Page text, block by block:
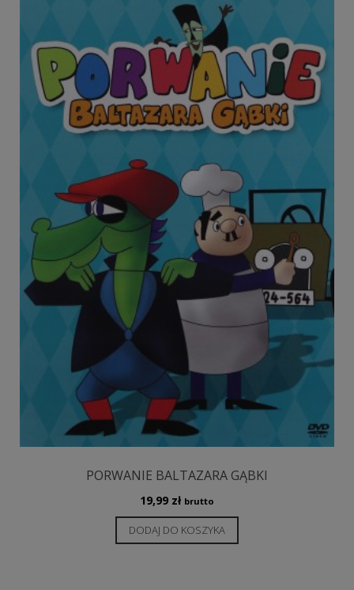
PORWANIE BALTAZARA GĄBKI
19,99 zł brutto
DODAJ DO KOSZYKA